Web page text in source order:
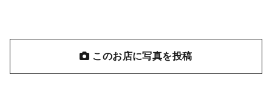
このお店に写真を投稿